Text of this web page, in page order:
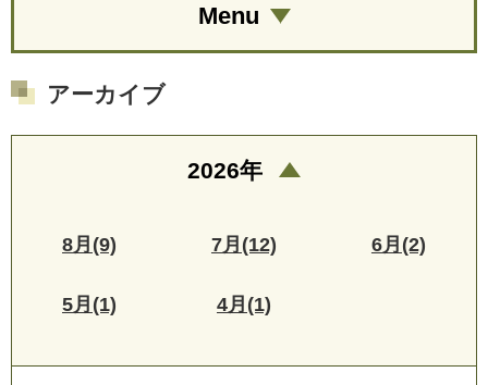
Menu
アーカイブ
2026年
8月(9) 7月(12) 6月(2)
5月(1) 4月(1)